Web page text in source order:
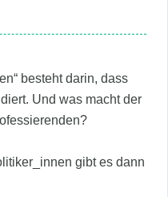
besteht darin, dass
Und was macht der
gibt es dann